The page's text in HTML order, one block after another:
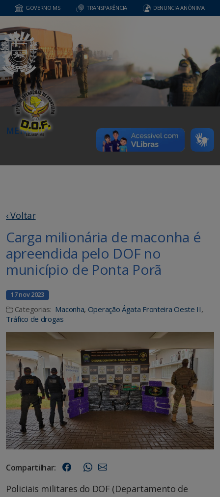
GOVERNO MS TRANSPARÊNCIA DENUNCIA ANÔNIMA
MENU
‹ Voltar
Carga milionária de maconha é
apreendida pelo DOF no
município de Ponta Porã
17 nov 2023
Categorias: Maconha, Operação Ágata Fronteira Oeste II,
Tráfico de drogas
Compartilhar:
Policiais militares do DOF (Departamento de